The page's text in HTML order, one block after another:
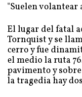
"Suelen volantear
El lugar del fatal
Tornquist y se
cerro y fue
el medio la ruta
pavimento y
la tragedia hay